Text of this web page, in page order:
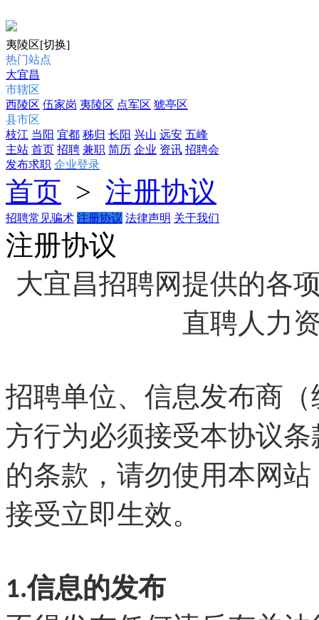
夷陵区[切换]
热门站点
大宜昌
市辖区
西陵区 伍家岗 夷陵区 点军区 猇亭区
县市区
枝江 当阳 宜都 秭归 长阳 兴山 远安 五峰
主站 首页 招聘 兼职 简历 企业 资讯 招聘会
发布求职 企业登录
首页 > 注册协议
招聘常见骗术 注册协议 法律声明 关于我们
注册协议
大宜昌招聘网提供的各
直聘人力
招聘单位、信息发布商
方行为必须接受本协议
的条款，请勿使用本网
接受立即生效。
1.信息的发布